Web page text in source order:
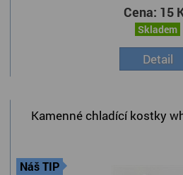
Cena: 15
Skladem
Detail
Kamenné chladící kostky
Náš TIP